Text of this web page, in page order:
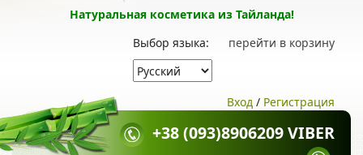
Натуральная косметика из Тайланда!
перейти в корзину
Выбор языка:
Вход / Регистрация
+38 (093)8906209 VIBER